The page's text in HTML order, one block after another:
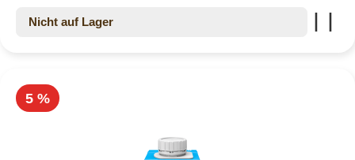
Nicht auf Lager
5 %